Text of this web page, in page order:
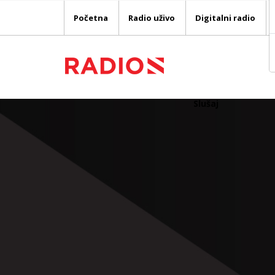
Početna Radio uživo Digitalni radio